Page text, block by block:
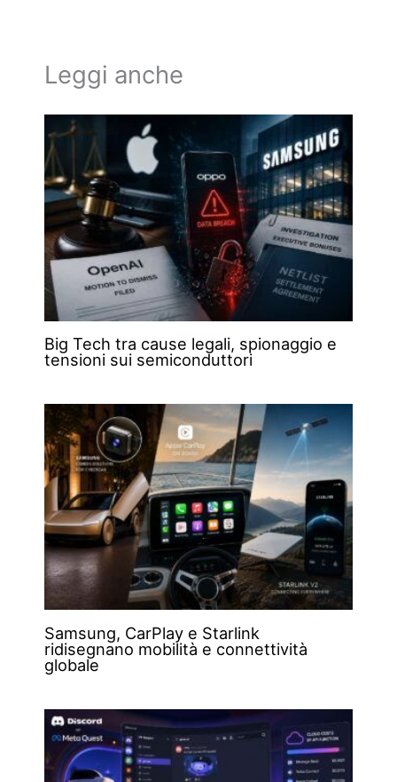
Leggi anche
Big Tech tra cause legali, spionaggio e
tensioni sui semiconduttori
Samsung, CarPlay e Starlink
ridisegnano mobilità e connettività
globale